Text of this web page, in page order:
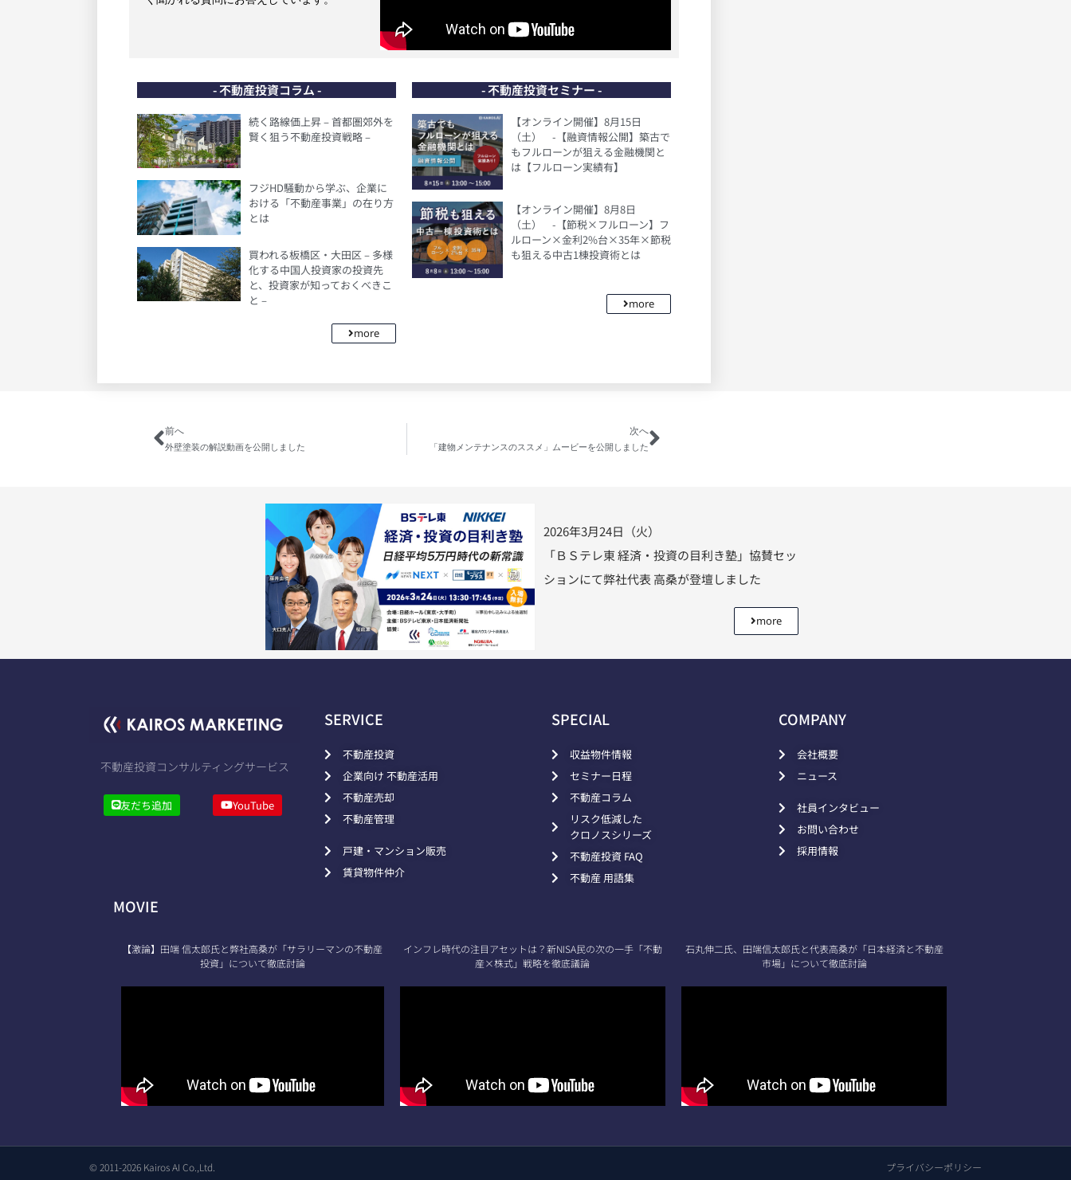
- 不動産投資コラム -
続く路線価上昇 – 首都圏郊外を
賢く狙う不動産投資戦略 –
フジHD騒動から学ぶ、企業に
おける「不動産事業」の在り方
とは
買われる板橋区・大田区 – 多様
化する中国人投資家の投資先
と、投資家が知っておくべきこ
と –
more
- 不動産投資セミナー -
【オンライン開催】8月15日
（土） -【融資情報公開】築古で
もフルローンが狙える金融機関と
は【フルローン実績有】
【オンライン開催】8月8日
（土） -【節税×フルローン】フ
ルローン×金利2%台×35年×節税
も狙える中古1棟投資術とは
more
前へ
外壁塗装の解説動画を公開しました
次へ
「建物メンテナンスのススメ」ムービーを公開しました
2026年3月24日（火）
「ＢＳテレ東 経済・投資の目利き塾」協賛セッ
ションにて弊社代表 高桑が登壇しました
more
不動産投資コンサルティングサービス
友だち追加 YouTube
SERVICE
不動産投資
企業向け 不動産活用
不動産売却
不動産管理
戸建・マンション販売
賃貸物件仲介
SPECIAL
収益物件情報
セミナー日程
不動産コラム
リスク低減した
クロノスシリーズ
不動産投資 FAQ
不動産 用語集
COMPANY
会社概要
ニュース
社員インタビュー
お問い合わせ
採用情報
MOVIE
【激論】田端 信太郎氏と弊社高桑が「サラリーマンの不動産
投資」について徹底討論
インフレ時代の注目アセットは？新NISA民の次の一手「不動
産×株式」戦略を徹底議論
石丸伸二氏、田端信太郎氏と代表高桑が「日本経済と不動産
市場」について徹底討論
© 2011-2026 Kairos AI Co.,Ltd. プライバシーポリシー